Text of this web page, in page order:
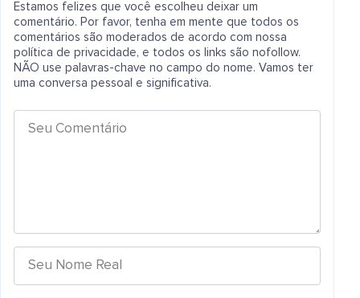
Estamos felizes que você escolheu deixar um
comentário. Por favor, tenha em mente que todos os
comentários são moderados de acordo com nossa
política de privacidade, e todos os links são nofollow.
NÃO use palavras-chave no campo do nome. Vamos ter
uma conversa pessoal e significativa.